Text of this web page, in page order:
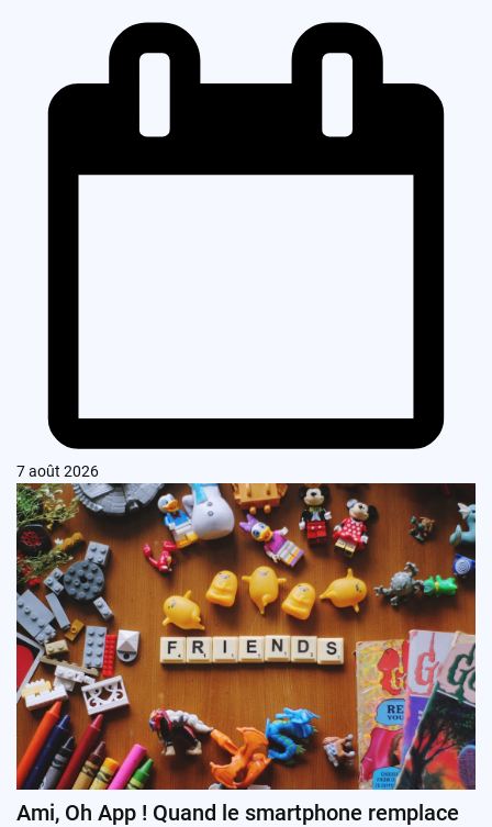
7 août 2026
Ami, Oh App ! Quand le smartphone remplace